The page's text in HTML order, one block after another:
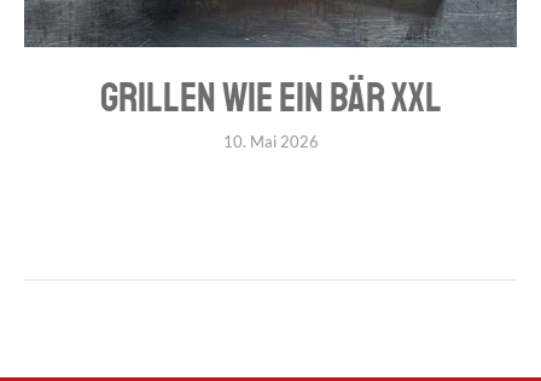
GRILLEN WIE EIN BÄR XXL
10. Mai 2026